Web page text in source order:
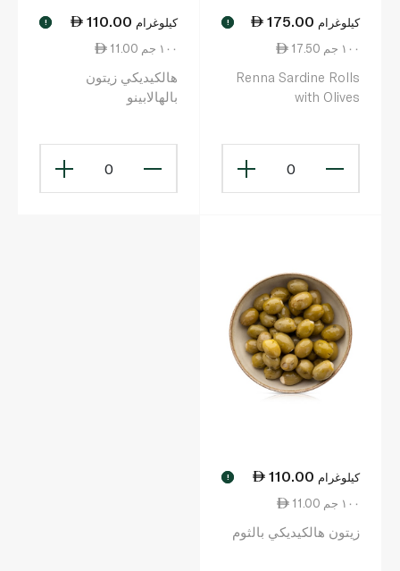
175.00 كيلوغرام !
17.50 ١٠٠ جم
Renna Sardine Rolls
with Olives
0
110.00 كيلوغرام !
11.00 ١٠٠ جم
هالكيديكي زيتون
بالهالابينو
0
110.00 كيلوغرام !
11.00 ١٠٠ جم
زيتون هالكيديكي بالثوم